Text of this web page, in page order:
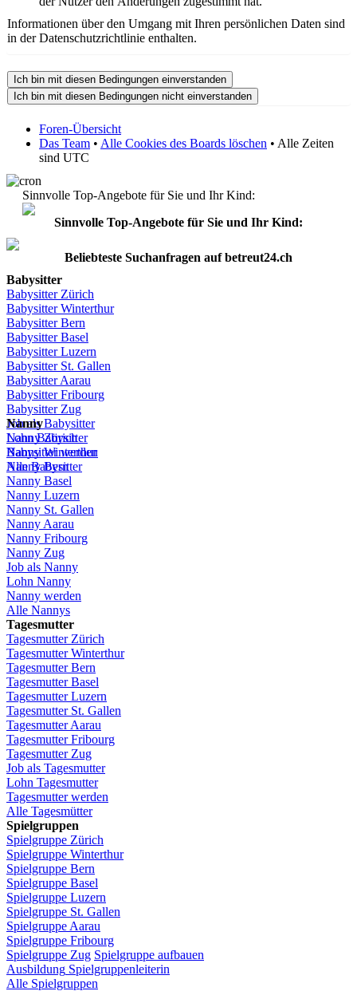
Informationen über den Umgang mit Ihren persönlichen Daten sind
in der Datenschutzrichtlinie enthalten.
Foren-Übersicht
Das Team • Alle Cookies des Boards löschen • Alle Zeiten
sind UTC
Sinnvolle Top-Angebote für Sie und Ihr Kind:
Sinnvolle Top-Angebote für Sie und Ihr Kind:
Beliebteste Suchanfragen aufbetreut24.ch
Babysitter
Babysitter Zürich
Babysitter Winterthur
Babysitter Bern
Babysitter Basel
BabysitterLuzern
Babysitter St. Gallen
BabysitterAarau
BabysitterFribourg
Babysitter Zug
JobalsBabysitter
LohnBabysitter
Babysitterwerden
Alle Babysitter
Nanny
NannyZürich
Nanny Winterthur
Nanny Bern
Nanny Basel
Nanny Luzern
Nanny St. Gallen
Nanny Aarau
Nanny Fribourg
Nanny Zug
Job als Nanny
Lohn Nanny
Nanny werden
Alle Nannys
Tagesmutter
Tagesmutter Zürich
TagesmutterWinterthur
TagesmutterBern
TagesmutterBasel
Tagesmutter Luzern
TagesmutterSt. Gallen
Tagesmutter Aarau
Tagesmutter Fribourg
Tagesmutter Zug
Job als Tagesmutter
Lohn Tagesmutter
Tagesmutter werden
Alle Tagesmütter
Spielgruppen
Spielgruppe Zürich
Spielgruppe Winterthur
Spielgruppe Bern
Spielgruppe Basel
Spielgruppe Luzern
Spielgruppe St. Gallen
Spielgruppe Aarau
Spielgruppe Fribourg
Spielgruppe Zug Spielgruppe aufbauen
Ausbildung Spielgruppenleiterin
Alle Spielgruppen